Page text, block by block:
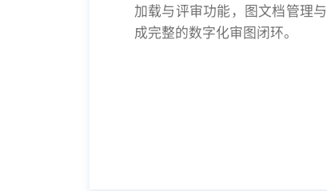
加载与评审功能，图文档管理
成完整的数字化审图闭环。